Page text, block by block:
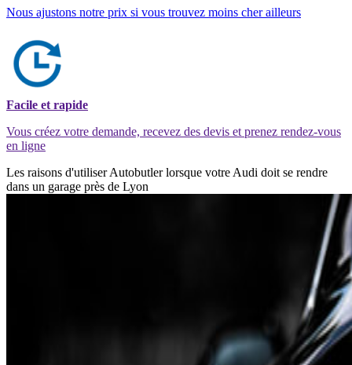
Nous ajustons notre prix si vous trouvez moins cher ailleurs
Facile et rapide
Vous créez votre demande, recevez des devis et prenez rendez-vous
en ligne
Les raisons d'utiliser Autobutler lorsque votre Audi doit se rendre
dans un garage près de Lyon